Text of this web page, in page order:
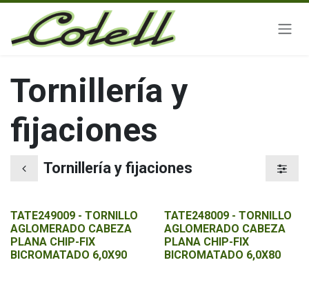
Ir al contenido
Tornillería y
fijaciones
Tornillería y fijaciones
TATE249009 - TORNILLO
AGLOMERADO CABEZA
PLANA CHIP-FIX
BICROMATADO 6,0X90
TATE248009 - TORNILLO
AGLOMERADO CABEZA
PLANA CHIP-FIX
BICROMATADO 6,0X80